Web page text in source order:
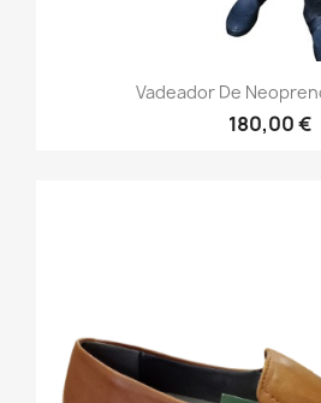
Vadeador De
180,00 €